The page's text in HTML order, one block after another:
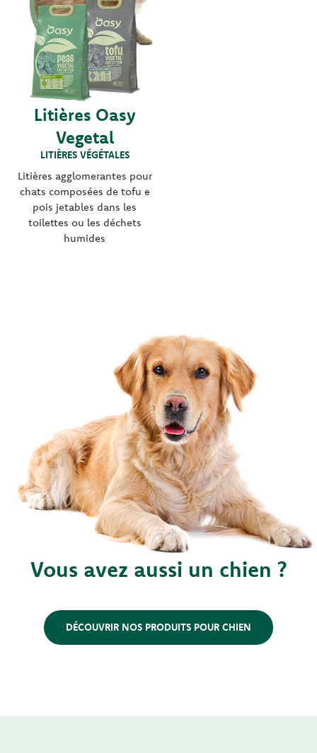
Litières Oasy
Vegetal
LITIÈRES VÉGÉTALES
Litières agglomerantes pour
chats composées de tofu e
pois jetables dans les
toilettes ou les déchets
humides
Vous avez aussi un chien ?
DÉCOUVRIR NOS PRODUITS POUR CHIEN